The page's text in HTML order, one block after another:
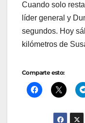
Cuando solo
líder general y
segundos. Hoy
kilómetros de
Comparte esto: